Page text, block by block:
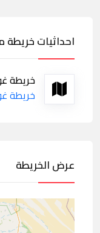
احداثيات خريطة
خريطة
خريطة
عرض الخريطة